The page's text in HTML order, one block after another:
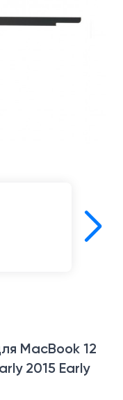
MacBook 12
2015 Early